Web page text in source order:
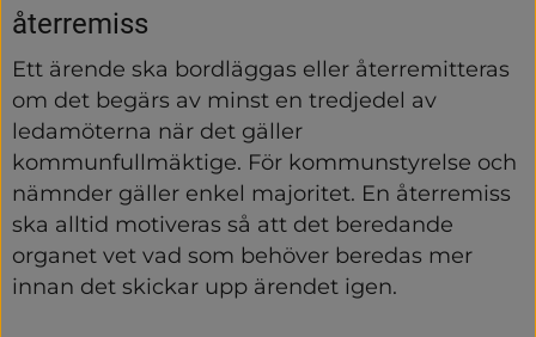
återremiss
Ett ärende ska bordläggas eller återremitteras
om det begärs av minst en tredjedel av
ledamöterna när det gäller
kommunfullmäktige. För kommunstyrelse och
nämnder gäller enkel majoritet. En återremiss
ska alltid motiveras så att det beredande
organet vet vad som behöver beredas mer
innan det skickar upp ärendet igen.